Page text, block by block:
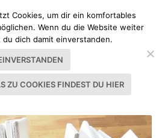
Cookies, um dir ein komfortables
Wenn du die Website weiter
dich damit einverstanden.
ZU COOKIES FINDEST DU HIER